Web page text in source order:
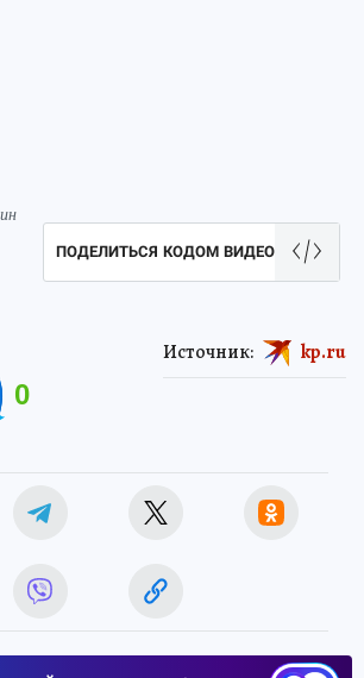
ПОДЕЛИТЬСЯ КОДОМ ВИДЕО
0
Источник: kp.ru